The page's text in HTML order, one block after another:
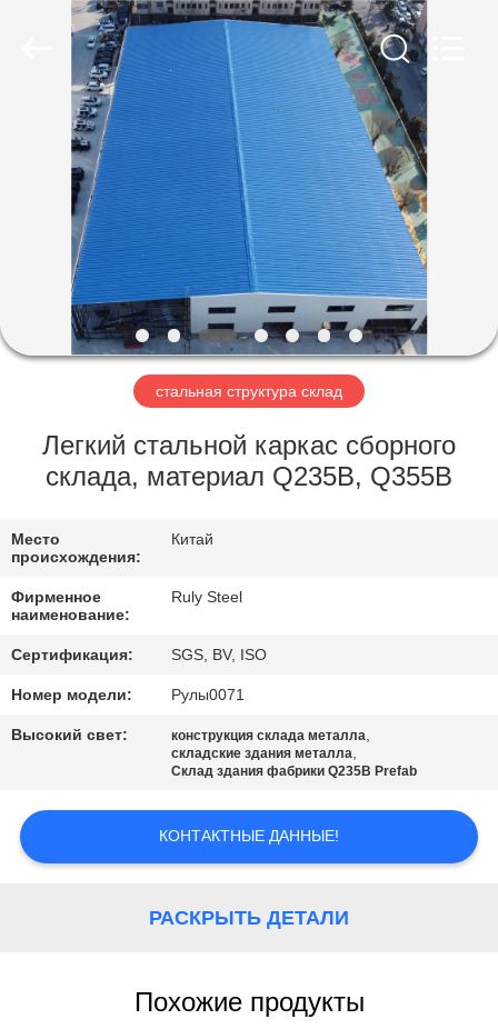
ДОМ
ПРОДУКТЫ
РОЛИКИ
VR
-
ПУТЕШЕСТВИЕ
ФАБРИКИ
ПРОВЕРКА
КАЧЕСТВА
СВЯЖИТЕСЬ
МЫ
НЕДОСТАТКА
стальная структура склад
Легкий стальной каркас сборного
склада, материал Q235B, Q355B
Место
происхождения:
Китай
Фирменное
наименование:
Ruly Steel
Сертификация: SGS, BV, ISO
Номер модели: Рулы0071
Высокий свет: конструкция склада металла,
складские здания металла,
Склад здания фабрики Q235B Prefab
КОНТАКТНЫЕ ДАННЫЕ!
РАСКРЫТЬ ДЕТАЛИ
Похожие продукты